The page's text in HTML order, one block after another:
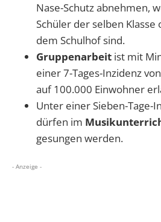
Nase-Schutz abnehmen,
Schüler der selben
dem Schulhof sind.
Gruppenarbeit ist mit
einer 7-Tages-Inzidenz
auf 100.000 Einwohner
Unter einer Sieben-Tage-
dürfen im
gesungen werden.
- Anzeige -